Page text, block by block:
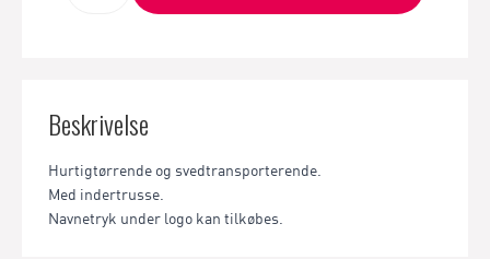
Beskrivelse
Hurtigtørrende og svedtransporterende.
Med indertrusse.
Navnetryk under logo kan tilkøbes.